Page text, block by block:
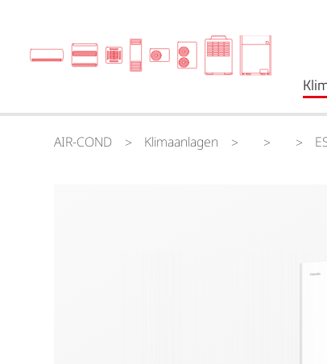
AIR-COND Klimaanlagen